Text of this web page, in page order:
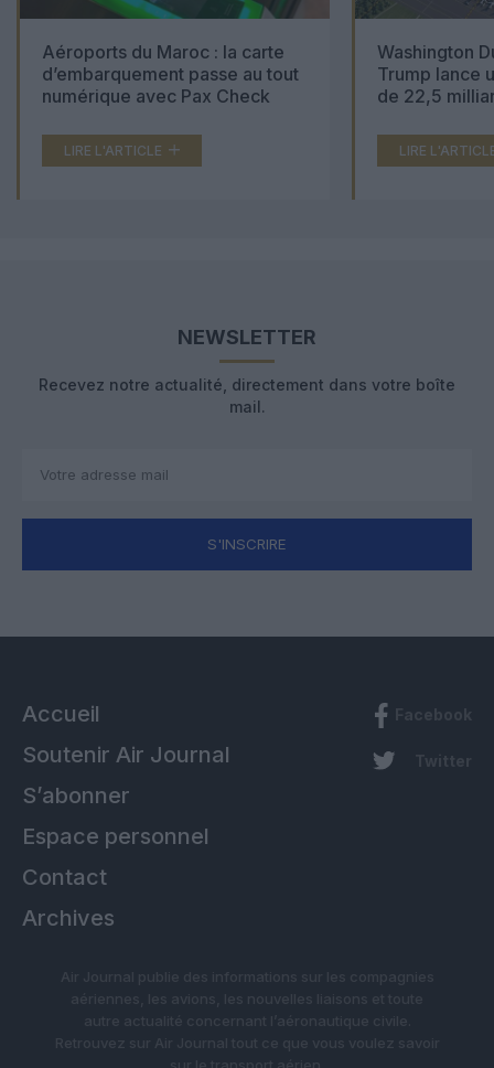
Aéroports du Maroc : la carte
d’embarquement passe au tout
numérique avec Pax Check
LIRE L'ARTICLE
Washington
Trump lance
de 22,5
LIRE
NEWSLETTER
Recevez notre actualité, directement dans votre boîte
mail.
S'INSCRIRE
Accueil
Soutenir Air Journal
S’abonner
Espace personnel
Contact
Archives